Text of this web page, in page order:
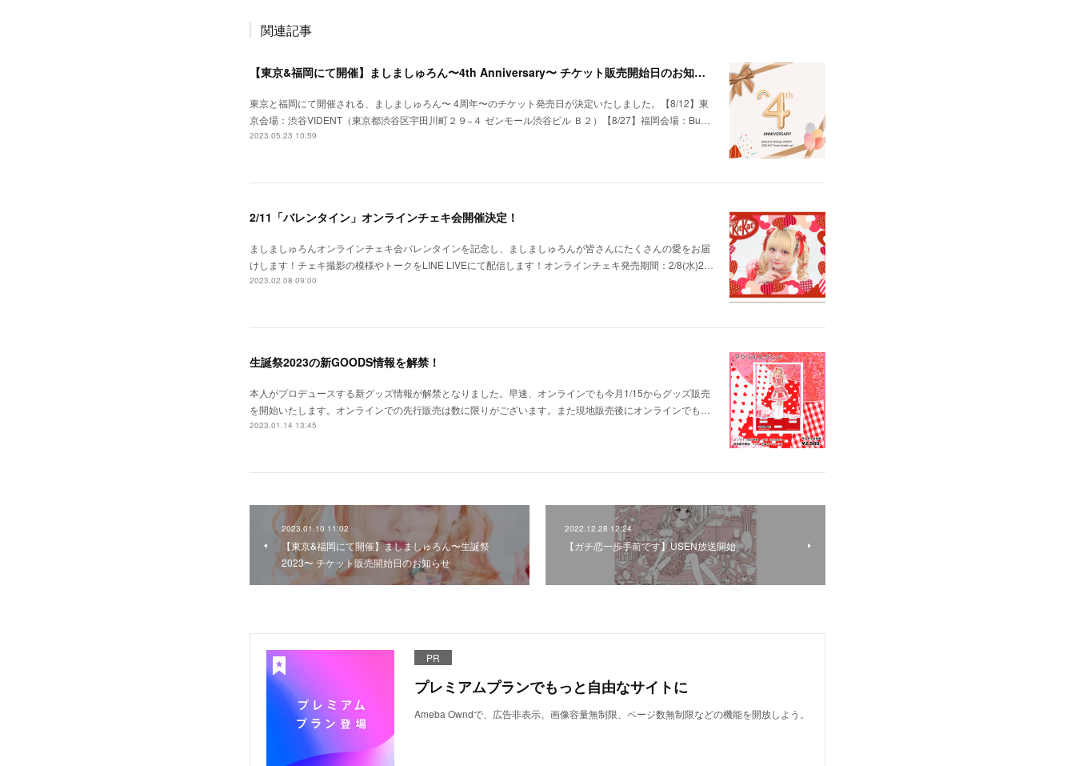
関連記事
【東京&福岡にて開催】ましましゅろん〜4th Anniversary〜 チケット販売開始日のお知らせ
東京と福岡にて開催される、ましましゅろん〜 4周年〜のチケット発売日が決定いたしました。【8/12】東
京会場：渋谷VIDENT（東京都渋谷区宇田川町２９−４ ゼンモール渋谷ビル Ｂ２）【8/27】福岡会場：Bu…
2023.05.23 10:59
2/11「バレンタイン」オンラインチェキ会開催決定！
ましましゅろんオンラインチェキ会バレンタインを記念し、ましましゅろんが皆さんにたくさんの愛をお届
けします！チェキ撮影の模様やトークをLINE LIVEにて配信します！オンラインチェキ発売期間：2/8(水)2…
2023.02.08 09:00
生誕祭2023の新GOODS情報を解禁！
本人がプロデュースする新グッズ情報が解禁となりました。早速、オンラインでも今月1/15からグッズ販売
を開始いたします。オンラインでの先行販売は数に限りがございます。また現地販売後にオンラインでも…
2023.01.14 13:45
2023.01.10 11:02
【東京&福岡にて開催】ましましゅろん〜生誕祭
2023〜 チケット販売開始日のお知らせ
2022.12.28 12:24
【ガチ恋一歩手前です】USEN放送開始
PR
プレミアムプランでもっと自由なサイトに
Ameba Owndで、広告非表示、画像容量無制限、ページ数無制限などの機能を開放しよう。